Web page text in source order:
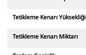
Tetikleme Kenarı Yüksekliği
Tetikleme Kenarı Miktarı